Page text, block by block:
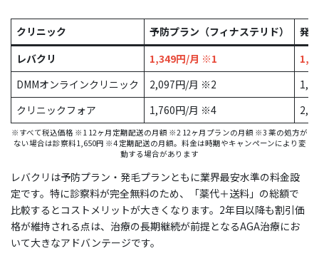
クリニック 予防プラン（フィナステリド）
発
レバクリ
1,349円/月 ※1
DMMオンラインクリニック
2,097円/月 ※2
クリニックフォア
1,760円/月 ※4
※すべて税込価格 ※1 12ヶ月定期配送の月額 ※2 12ヶ月プランの月額 ※3 薬の処方が
ない場合は診察料1,650円 ※4 定期配送の月額。料金は時期やキャンペーンにより変
動する場合があります
レバクリは予防プラン・発毛プランともに業界最安水準の料金設
定です。特に診察料が完全無料のため、「薬代＋送料」の総額で
比較するとコストメリットが大きくなります。2年目以降も割引価
格が維持される点は、治療の長期継続が前提となるAGA治療にお
いて大きなアドバンテージです。